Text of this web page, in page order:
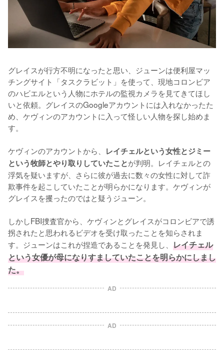
グレイスが行方不明になったと思い、ジューンは便利屋マッ
チングサイト「タスクラビット」を使って、現地コロンビア
のハビエルという人物にホテルの監視カメラを見てきてほし
いと依頼。グレイスのGoogleアカウントには入れなかったた
め、ケヴィンのアカウントに入って怪しい人物を探し始めま
す。
ケヴィンのアカウントから、 レイチェルという女性とジミー
という牧師とやり取りしていたことが判明。レイチェルとの
浮気を疑いますが、さらに彼が過去に数々の女性に対して詐
欺事件を起こしていたことが明らかになります。ケヴィンが
グレイスを攫ったのではと疑うジューン。
しかしFBI捜査官から、ケヴィンとグレイスがコロンビアで誘
拐されたと思われるビデオを受け取ったことを知らされま
す。ジューンはこれが捏造であることを発見し、 レイチェル
という女優が母になりすましていたことを明らかにしまし
た。
AD
AD